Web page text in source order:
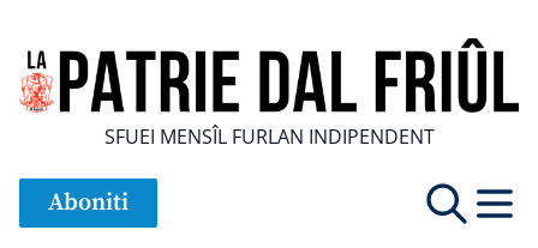
SFUEI MENSÎL FURLAN INDIPENDENT
Aboniti